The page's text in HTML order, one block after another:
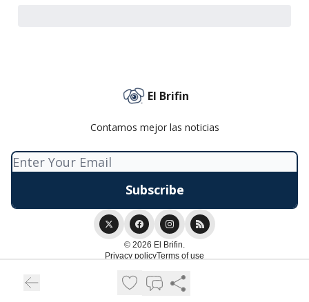
El Brifin
Contamos mejor las noticias
© 2026 El Brifin.
Privacy policyTerms of use
Powered by beehiiv